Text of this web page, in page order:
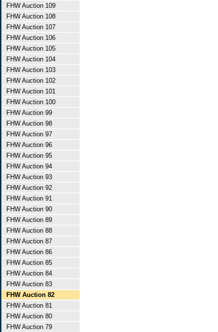
FHW Auction 109
FHW Auction 108
FHW Auction 107
FHW Auction 106
FHW Auction 105
FHW Auction 104
FHW Auction 103
FHW Auction 102
FHW Auction 101
FHW Auction 100
FHW Auction 99
FHW Auction 98
FHW Auction 97
FHW Auction 96
FHW Auction 95
FHW Auction 94
FHW Auction 93
FHW Auction 92
FHW Auction 91
FHW Auction 90
FHW Auction 89
FHW Auction 88
FHW Auction 87
FHW Auction 86
FHW Auction 85
FHW Auction 84
FHW Auction 83
FHW Auction 82
FHW Auction 81
FHW Auction 80
FHW Auction 79